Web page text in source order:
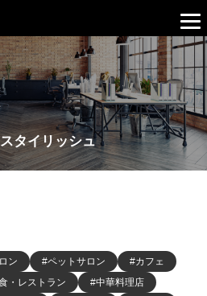
タイリッシュ
ン #ペットサロン
#カフェ
・レストラン
#中華料理店